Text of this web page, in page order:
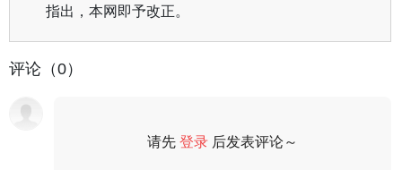
指出，本网即予改正。
评论（0）
请先登录 后发表评论～